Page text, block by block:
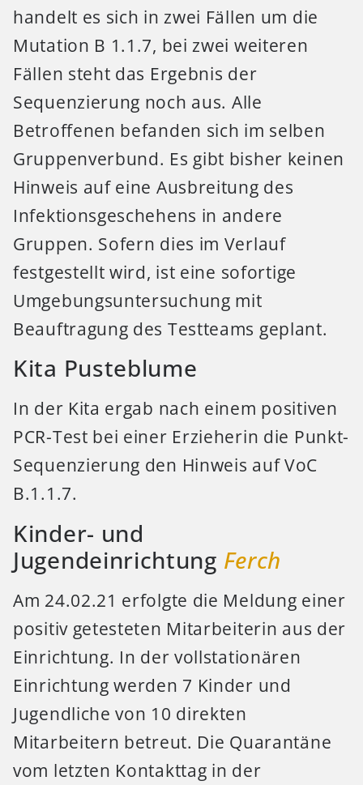
handelt es sich in zwei Fällen um die
Mutation B 1.1.7, bei zwei weiteren
Fällen steht das Ergebnis der
Sequenzierung noch aus. Alle
Betroffenen befanden sich im selben
Gruppenverbund. Es gibt bisher keinen
Hinweis auf eine Ausbreitung des
Infektionsgeschehens in andere
Gruppen. Sofern dies im Verlauf
festgestellt wird, ist eine sofortige
Umgebungsuntersuchung mit
Beauftragung des Testteams geplant.
Kita Pusteblume
In der Kita ergab nach einem positiven
PCR-Test bei einer Erzieherin die Punkt-
Sequenzierung den Hinweis auf VoC
B.1.1.7.
Kinder- und
Jugendeinrichtung Ferch
Am 24.02.21 erfolgte die Meldung einer
positiv getesteten Mitarbeiterin aus der
Einrichtung. In der vollstationären
Einrichtung werden 7 Kinder und
Jugendliche von 10 direkten
Mitarbeitern betreut. Die Quarantäne
vom letzten Kontakttag in der